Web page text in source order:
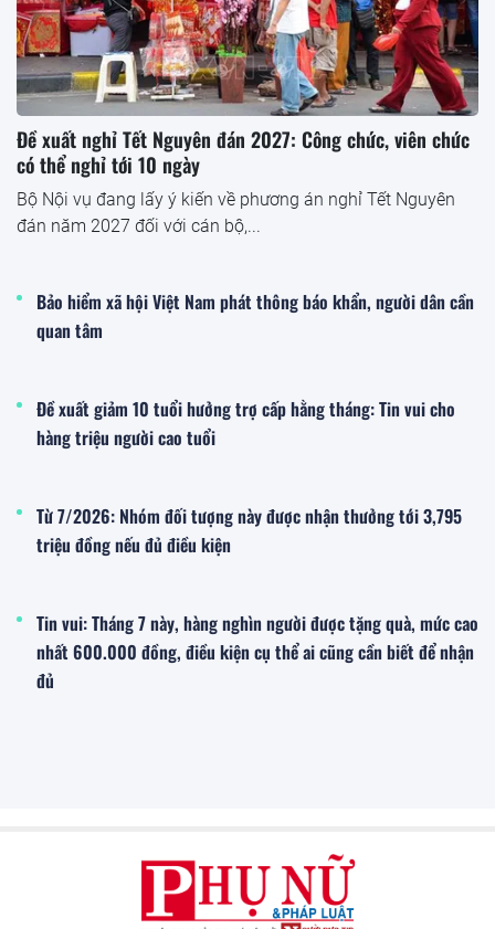
Đề xuất nghỉ Tết Nguyên đán 2027: Công chức, viên chức
có thể nghỉ tới 10 ngày
Bộ Nội vụ đang lấy ý kiến về phương án nghỉ Tết Nguyên
đán năm 2027 đối với cán bộ,...
Bảo hiểm xã hội Việt Nam phát thông báo khẩn, người dân cần
quan tâm
Đề xuất giảm 10 tuổi hưởng trợ cấp hằng tháng: Tin vui cho
hàng triệu người cao tuổi
Từ 7/2026: Nhóm đối tượng này được nhận thưởng tới 3,795
triệu đồng nếu đủ điều kiện
Tin vui: Tháng 7 này, hàng nghìn người được tặng quà, mức cao
nhất 600.000 đồng, điều kiện cụ thể ai cũng cần biết để nhận
đủ